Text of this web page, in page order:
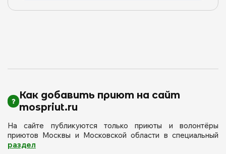
Как добавить приют на сайт
mospriut.ru
На сайте публикуются только приюты и волонтёры
приютов Москвы и Московской области в специальный
раздел